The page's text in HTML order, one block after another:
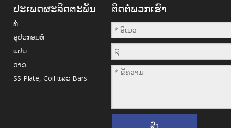
ປະເພດຜະລິດຕະພັນ
ທໍ່
ອຸປະກອນທໍ່
ແປນ
ວາວ
SS Plate, Coil ແລະ Bars
ຕິດຕໍ່ພວກເຮົາ
ສົ່ງ